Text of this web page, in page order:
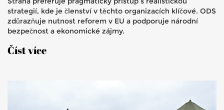
strategií, kde je členství v těchto organizacích klíčové. ODS
zdůrazňuje nutnost reforem v EU a podporuje národní
bezpečnost a ekonomické zájmy.
Číst více